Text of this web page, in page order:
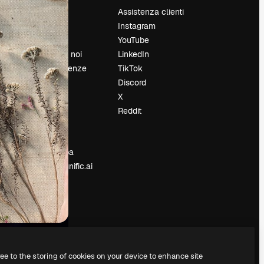
Prezzi
Chi siamo
Recensioni
Lavora con noi
Cerca tendenze
Blog
Eventi
Slidesgo
Vendi i tuoi
contenuti
Sala stampa
Cerchi magnific.ai
Assistenza clienti
Instagram
YouTube
LinkedIn
TikTok
Discord
X
Reddit
to the storing of cookies on your device to enhance site